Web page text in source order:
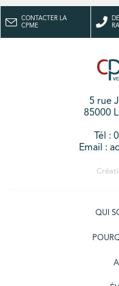
CONTACTER LA
CPME
5 rue
85000
Tél :
Email :
QUI